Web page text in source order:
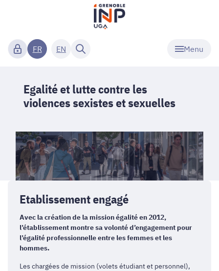
Menu
FR EN
Egalité et lutte contre les
violences sexistes et sexuelles
Etablissement engagé
Avec la création de la mission égalité en 2012,
l’établissement montre sa volonté d’engagement pour
l’égalité professionnelle entre les femmes et les
hommes.
Les chargées de mission (volets étudiant et personnel),